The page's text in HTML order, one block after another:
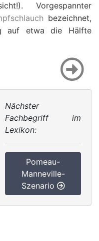
Vorgespannter
bezeichnet,
auf etwa die Hälfte
Nächster
Fachbegriff im
Lexikon:
Pomeau-
Manneville-
Szenario